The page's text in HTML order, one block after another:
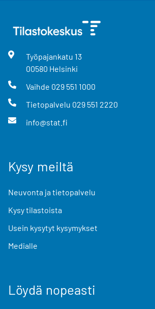
Työpajankatu 13
00580 Helsinki
Vaihde 029 551 1000
Tietopalvelu 029 551 2220
info@stat.fi
Kysy meiltä
Neuvonta ja tietopalvelu
Kysy tilastoista
Usein kysytyt kysymykset
Medialle
Löydä nopeasti